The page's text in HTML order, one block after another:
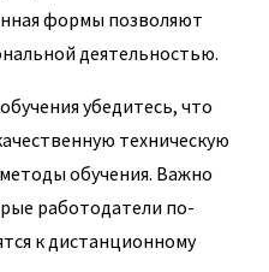
формы позволяют
деятельностью.
убедитесь, что
техническую
обучения. Важно
работодатели по-
к дистанционному